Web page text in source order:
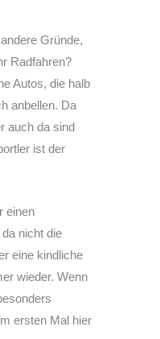
Gründe,
Radfahren?
Autos, die halb
anbellen. Da
auch da sind
ist der
einen
nicht die
eine kindliche
wieder. Wenn
ersten Mal hier